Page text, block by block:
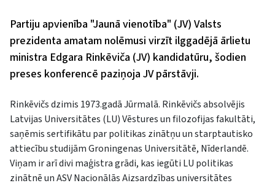
Partiju apvienība "Jaunā vienotība" (JV) Valsts
prezidenta amatam nolēmusi virzīt ilggadējā ārlietu
ministra Edgara Rinkēviča (JV) kandidatūru, šodien
preses konferencē paziņoja JV pārstāvji.
Rinkēvičs dzimis 1973.gadā Jūrmalā. Rinkēvičs absolvējis
Latvijas Universitātes (LU) Vēstures un filozofijas fakultāti,
saņēmis sertifikātu par politikas zinātņu un starptautisko
attiecību studijām Groningenas Universitātē, Nīderlandē.
Viņam ir arī divi maģistra grādi, kas iegūti LU politikas
zinātnē un ASV Nacionālās Aizsardzības universitātes